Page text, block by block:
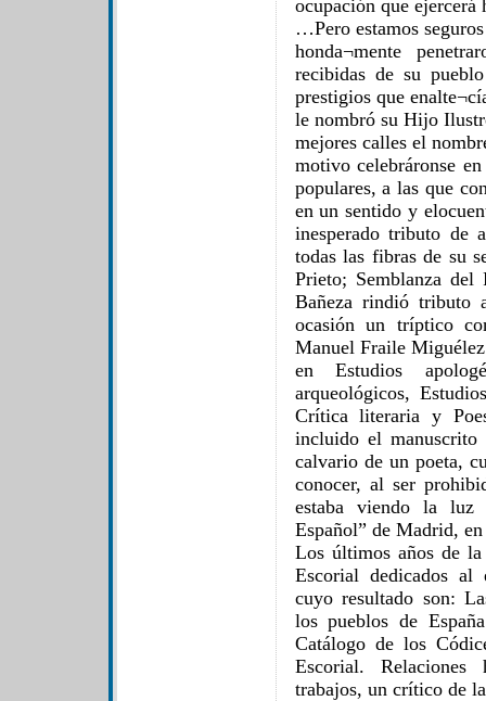
ocupación que ejercerá
…Pero estamos
honda¬mente
recibidas de su
prestigios que
le nombró su Hijo
mejores calles el
motivo celebráronse
populares, a las que
en un sentido y
inesperado tributo de
todas las fibras de su
Prieto; Semblanza
Bañeza rindió tributo
ocasión un tríptico
Manuel Fraile
en Estudios
arqueológicos,
Crítica literaria y
incluido el manuscrito
calvario de un poeta,
conocer, al ser
estaba viendo la luz
Español” de Madrid,
Los últimos años de
Escorial dedicados al
cuyo resultado son:
los pueblos de
Catálogo de los
Escorial.
trabajos, un crítico de